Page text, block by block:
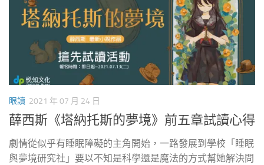
眼讀 2021 年 07 月 24 日
薛西斯《塔納托斯的夢境》前五章試讀心得
劇情從似乎有睡眠障礙的主角開始，一路發展到學校「睡眠
與夢境研究社」要以不知是科學還是魔法的方式幫她解決問